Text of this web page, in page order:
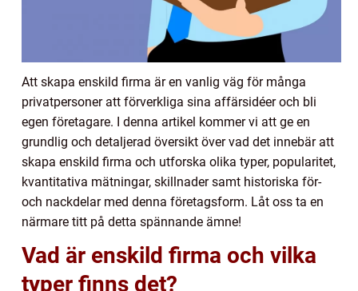
Att skapa enskild firma är en vanlig väg för många
privatpersoner att förverkliga sina affärsidéer och bli
egen företagare. I denna artikel kommer vi att ge en
grundlig och detaljerad översikt över vad det innebär att
skapa enskild firma och utforska olika typer, popularitet,
kvantitativa mätningar, skillnader samt historiska för-
och nackdelar med denna företagsform. Låt oss ta en
närmare titt på detta spännande ämne!
Vad är enskild firma och vilka
typer finns det?